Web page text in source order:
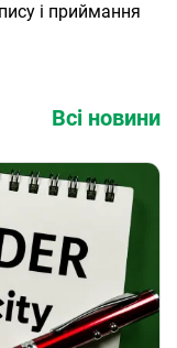
і приймання
Всі новини